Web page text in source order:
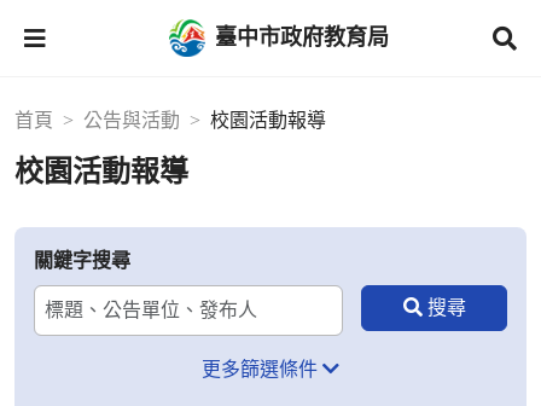
臺中市政府教育局
首頁 公告與活動 校園活動報導
校園活動報導
關鍵字搜尋
更多篩選條件